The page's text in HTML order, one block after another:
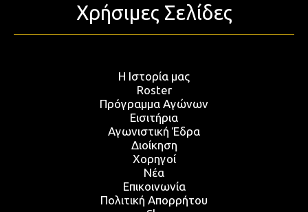
Χρήσιμες Σελίδες
Η Ιστορία μας
Roster
Πρόγραμμα Αγώνων
Εισιτήρια
Αγωνιστική Έδρα
Διοίκηση
Χορηγοί
Νέα
Επικοινωνία
Πολιτική Απορρήτου